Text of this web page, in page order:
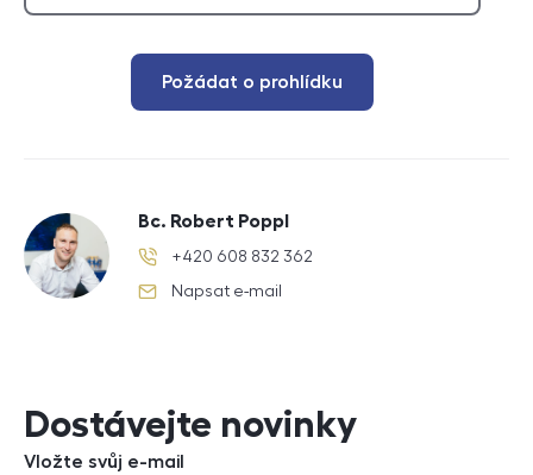
Požádat o prohlídku
Bc. Robert Poppl
telefonní číslo
+420 608 832 362
e-mail
Napsat e-mail
Dostávejte novinky
Vložte svůj e-mail